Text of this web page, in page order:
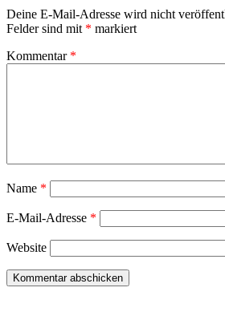
Deine E-Mail-Adresse wird nicht
Felder sind mit * markiert
Kommentar *
Name *
E-Mail-Adresse *
Website